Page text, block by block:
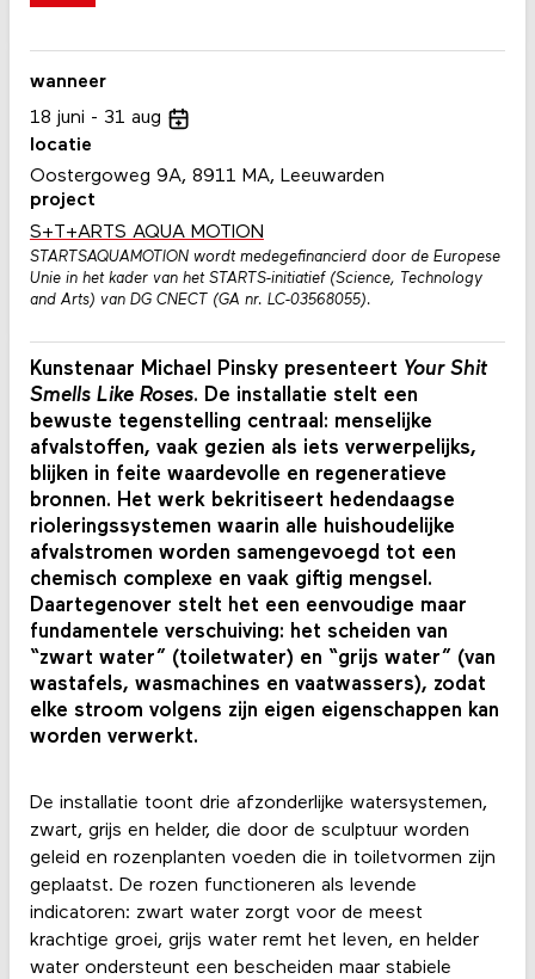
Kunstenaar Michael Pinsky presenteert Your Shit
Smells Like Roses. De installatie stelt een
bewuste tegenstelling centraal: menselijke
afvalstoffen, vaak gezien als iets verwerpelijks,
blijken in feite waardevolle en regeneratieve
bronnen. Het werk bekritiseert hedendaagse
rioleringssystemen waarin alle huishoudelijke
afvalstromen worden samengevoegd tot een
chemisch complexe en vaak giftig mengsel.
Daartegenover stelt het een eenvoudige maar
fundamentele verschuiving: het scheiden van
“zwart water” (toiletwater) en “grijs water” (van
wastafels, wasmachines en vaatwassers), zodat
elke stroom volgens zijn eigen eigenschappen kan
worden verwerkt.
De installatie toont drie afzonderlijke watersystemen,
zwart, grijs en helder, die door de sculptuur worden
geleid en rozenplanten voeden die in toiletvormen zijn
geplaatst. De rozen functioneren als levende
indicatoren: zwart water zorgt voor de meest
krachtige groei, grijs water remt het leven, en helder
water ondersteunt een bescheiden maar stabiele
wanneer
18 juni 31 aug
locatie
Oostergoweg 9A, 8911 MA, Leeuwarden
project
S+T+ARTS AQUA MOTION
STARTSAQUAMOTION wordt medegefinancierd door de Europese
Unie in het kader van het STARTS-initiatief (Science, Technology
and Arts) van DG CNECT (GA nr. LC-03568055).